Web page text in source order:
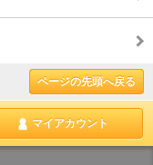
ページの先頭へ戻る
マイアカウント